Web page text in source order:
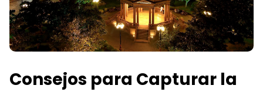
Consejos para Capturar la